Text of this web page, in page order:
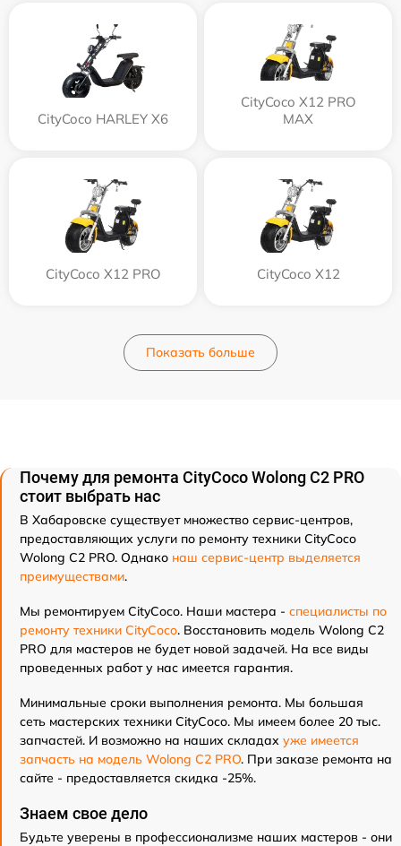
CityCoco HARLEY X6
CityCoco X12 PRO
MAX
CityCoco X12 PRO CityCoco X12
Показать больше
Почему для ремонта CityCoco Wolong C2 PRO
стоит выбрать нас
В Хабаровске существует множество сервис-центров,
предоставляющих услуги по ремонту техники CityCoco
Wolong C2 PRO. Однако наш сервис-центр выделяется
преимуществами.
Мы ремонтируем CityCoco. Наши мастера - специалисты по
ремонту техники CityCoco. Восстановить модель Wolong C2
PRO для мастеров не будет новой задачей. На все виды
проведенных работ у нас имеется гарантия.
Минимальные сроки выполнения ремонта. Мы большая
сеть мастерских техники CityCoco. Мы имеем более 20 тыс.
запчастей. И возможно на наших складах уже имеется
запчасть на модель Wolong C2 PRO. При заказе ремонта на
сайте - предоставляется скидка -25%.
Знаем свое дело
Будьте уверены в профессионализме наших мастеров - они